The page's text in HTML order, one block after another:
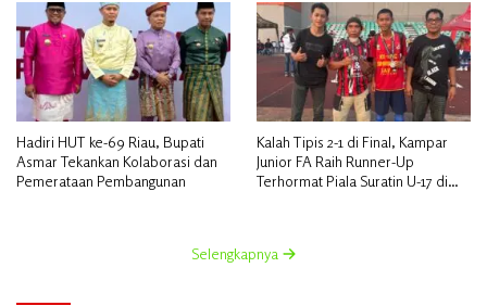
Hadiri HUT ke-69 Riau, Bupati
Asmar Tekankan Kolaborasi dan
Pemerataan Pembangunan
Kalah Tipis 2-1 di Final, Kampar
Junior FA Raih Runner-Up
Terhormat Piala Suratin U-17 di
Selengkapnya